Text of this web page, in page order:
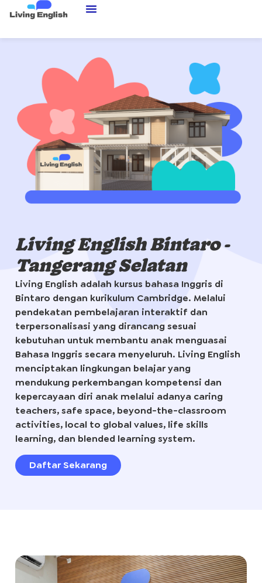
Living English Bintaro -
Tangerang Selatan
Living English adalah kursus bahasa Inggris di
Bintaro dengan kurikulum Cambridge. Melalui
pendekatan pembelajaran interaktif dan
terpersonalisasi yang dirancang sesuai
kebutuhan untuk membantu anak menguasai
Bahasa Inggris secara menyeluruh. Living English
menciptakan lingkungan belajar yang
mendukung perkembangan kompetensi dan
kepercayaan diri anak melalui adanya caring
teachers, safe space, beyond-the-classroom
activities, local to global values, life skills
learning, dan blended learning system.
Daftar Sekarang